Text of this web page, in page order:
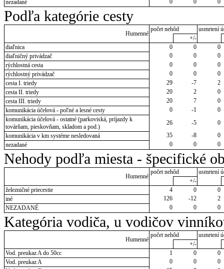
nezadané
Podľa kategórie cesty
Humenné
počet nehôd
usmrtení
+/-
diaľnica
0 0
0
diaľničný privádzač
0 0
0
rýchlostná cesta
0 0
0
rýchlostný privádzač
0 0
0
cesta I. triedy
29 -7
2
cesta II. triedy
20 2
0
cesta III. triedy
20 7
0
komunikácia účelová - poľné a lesné cesty
0 -1
0
komunikácia účelová - ostatné (parkoviská, príjazdy k
továrňam, pieskovňam, skladom a pod.)
26 -5
0
komunikácia v km systéme nesledovaná
35 -8
0
nezadané
0 0 0
Nehody podľa miesta - špecifické
Humenné
počet nehôd
usmrtení
+/-
železničné priecestie
4 0
0
iné
126 -12
2
NEZADANÉ
0 0 0
Kategória vodiča, u vodičov
Humenné
počet nehôd
usmrtení
+/-
Vod. preukaz A do 50cc
1 0
0
Vod. preukaz A
0 0
0